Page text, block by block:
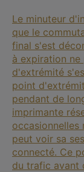
Le minuteur
que le
final s'est
à expiration
d'extrémité
point
pendant de
imprimante
occasionnelles
peut voir sa
connecté. Ce
du trafic avant